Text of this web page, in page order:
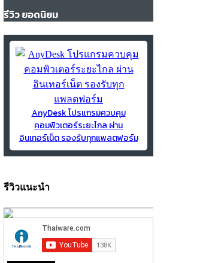
รีวิว ยอดนิยม
AnyDesk โปรแกรมควบคุม
คอมพิวเตอร์ระยะไกล ผ่าน
อินเทอร์เน็ต รองรับทุกแพลตฟอร์ม
รีวิวแนะนำ